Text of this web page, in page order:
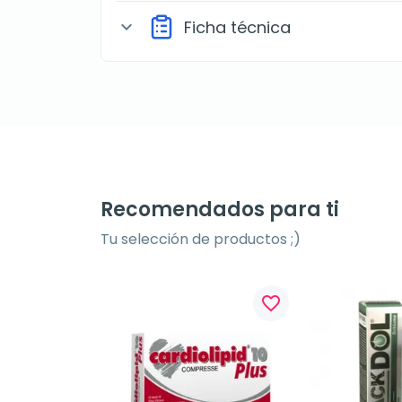
expand_more Ficha técnica
Recomendados para ti
Tu selección de productos ;)
favorite_border